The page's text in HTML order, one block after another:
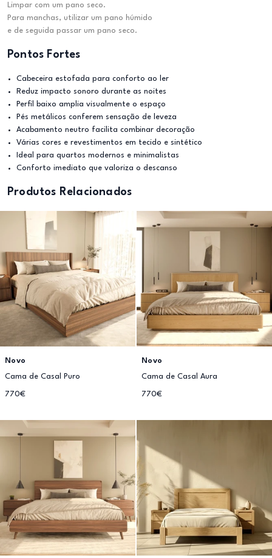
Limpar com um pano seco.
Para manchas, utilizar um pano húmido
e de seguida passar um pano seco.
Pontos Fortes
Cabeceira estofada para conforto ao ler
Reduz impacto sonoro durante as noites
Perfil baixo amplia visualmente o espaço
Pés metálicos conferem sensação de leveza
Acabamento neutro facilita combinar decoração
Várias cores e revestimentos em tecido e sintético
Ideal para quartos modernos e minimalistas
Conforto imediato que valoriza o descanso
Produtos Relacionados
Novo
Cama de Casal Puro
770€
Novo
Cama de Casal Aura
770€